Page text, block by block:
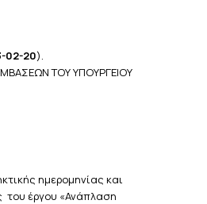
02-20).
ΤΟΥ ΥΠΟΥΡΓΕΙΟΥ
ημερομηνίας και
του έργου «Ανάπλαση